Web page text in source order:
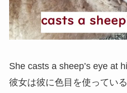
She casts a sheep’s eye at
彼女は彼に色目を使っている